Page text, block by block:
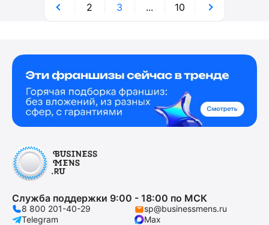
2 3 ... 10
Служба поддержки 9:00 - 18:00 по МСК
8 800 201-40-29
sp@businessmens.ru
Telegram
Max